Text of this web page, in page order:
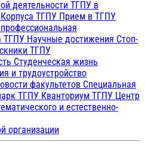
деятельности ТГПУ в
Корпуса ТГПУ Прием в ТГПУ
ТГПУ Научные достижения Стоп-
ТГПУ
Студенческая жизнь
и трудоустройство
факультетов Специальная
ТГПУ Кванториум ТГПУ Центр
и естественно-
организации